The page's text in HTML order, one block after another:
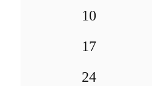
10
17
24